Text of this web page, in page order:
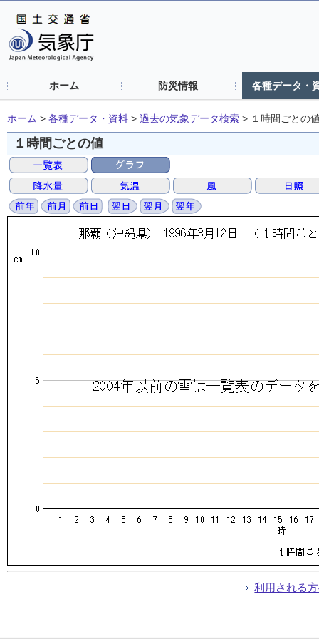
ホーム 防災情報 各種データ・
ホーム > 各種データ・資料 > 過去の気象データ検索 > １時間ごとの
１時間ごとの値
利用される